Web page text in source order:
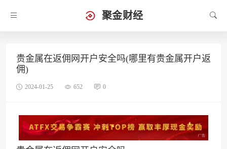
聚金财经
贵金属在返佣网开户安全吗(哪里有贵金属开户返
佣)
2024-01-25 652 0